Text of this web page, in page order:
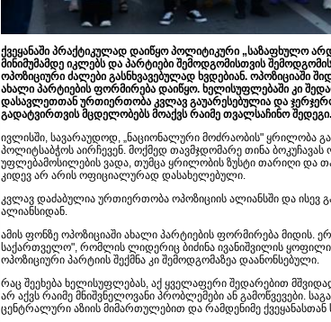
ქვეყანაში პრაქტიკულად დაიწყო პოლიტიკური „საზაფხულო
მინიმუმამდე იკლებს და პარტიები შემოდგომისთვის
ოპოზიციური ძალები გასნხვავებულად ხვდებიან. ოპოზიციაში
ახალი პარტიების ფორმირება დაიწყო. ხელისუფლებაში კი
დასავლეთთან ურთიერთობა კვლავ გაუარესებულია და
გადატვირთვის მცდელობებს მოაქვს რაიმე თვალსაჩინო შედეგი.
ივლისში, სავარაუდოდ, „ნაციონალური მოძრაობის" ყრილობა
პოლიტსაბჭოს აირჩევენ. მოქმედ თავმჯდომარე თინა
უფლებამოსილების ვადა, თუმცა ყრილობის ზუსტი თარიღი და
კიდევ არ არის ოფიციალურად დასახელებული.
კვლავ დაძაბულია ურთიერთობა ოპოზიციის ალიანსში და ისევ
ალიანსიდან.
ამის ფონზე ოპოზიციაში ახალი პარტიების ფორმირება მიდის.
საქართველო", რომლის ლიდერიც ბიძინა ივანიშვილის
ოპოზიციური პარტიის შექმნა კი შემოდგომაზეა დაანონსებული.
რაც შეეხება ხელისუფლებას, აქ ყველაფერი შედარებით
არ აქვს რაიმე მნიშვნელოვანი პრობლემები ან გამოწვევები.
ცენტრალური აზიის მიმართულებით და რამდენიმე